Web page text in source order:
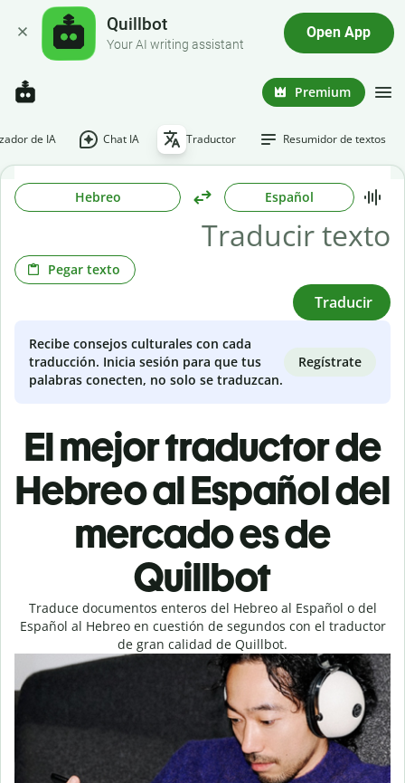
Quillbot
Your AI writing assistant
Open App
Premium
de IA Chat IA Traductor Resumidor de textos
Hebreo Español
Pegar texto
Traducir
Recibe consejos culturales con cada
traducción. Inicia sesión para que tus
palabras conecten, no solo se traduzcan.
Regístrate
El mejor traductor de
Hebreo al Español del
mercado es de
Quillbot
Traduce documentos enteros del Hebreo al Español o del
Español al Hebreo en cuestión de segundos con el traductor
de gran calidad de Quillbot.